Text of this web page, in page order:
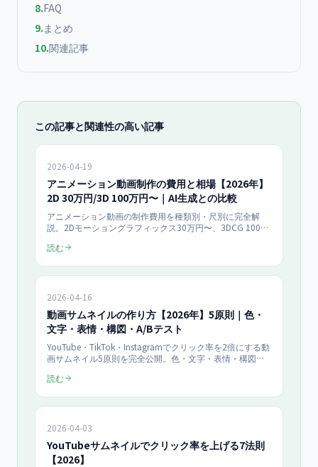
8.FAQ
9.まとめ
10.関連記事
この記事と関連性の高い記事
2026-04-19
アニメーション動画制作の費用と相場【2026年】
2D 30万円/3D 100万円〜｜AI生成との比較
アニメーション動画の制作費用を種類別・尺別に完全解
説。2Dモーショングラフィックス30万円〜、3DCG 100万
ル比較、自社制作vs外注の判断基準を2026年データで紹
読む
2026-04-16
動画サムネイルの作り方【2026年】5原則｜色・
文字・表情・構図・A/Bテスト
YouTube・TikTok・Instagramでクリック率を2倍にする動
画サムネイル5原則を完全公開。色・文字・表情・構図・
プレ、2026年トレンドを解説。中小企業の動画制作に即使
読む
2026-04-03
YouTubeサムネイルでクリック率を上げる7法則
【2026】